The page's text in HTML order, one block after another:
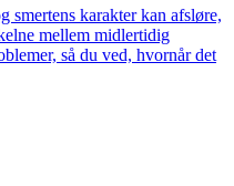
smertens karakter kan afsløre,
mellem midlertidig
så du ved, hvornår det